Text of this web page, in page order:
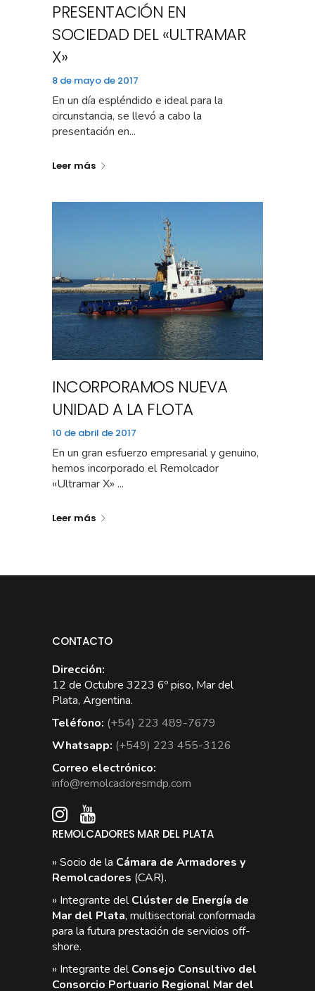
PRESENTACIÓN EN
SOCIEDAD DEL «ULTRAMAR
X»
8 de mayo de 2017
En un día espléndido e ideal para la
circunstancia, se llevó a cabo la
presentación en...
Leer más
INCORPORAMOS NUEVA
UNIDAD A LA FLOTA
10 de abril de 2017
En un gran esfuerzo empresarial y genuino,
hemos incorporado el Remolcador
«Ultramar X» ...
Leer más
CONTACTO
Dirección:
12 de Octubre 3223 6º piso, Mar del
Plata, Argentina.
Teléfono: (+54) 223 489-7679
Whatsapp: (+549) 223 455-3126
Correo electrónico:
info@remolcadoresmdp.com
REMOLCADORES MAR DEL PLATA
» Socio de la Cámara de Armadores y
Remolcadores (CAR).
» Integrante delClúster de Energía de
Mar del Plata, multisectorial conformada
para la futura prestación de servicios off-
shore.
» Integrante delConsejo Consultivo del
Consorcio Portuario Regional Mar del